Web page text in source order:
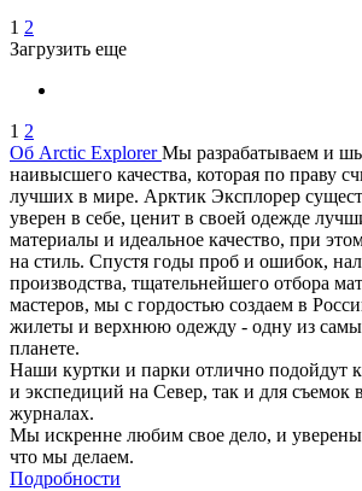
1 2
Загрузить еще
1 2
Об Arctic Explorer Мы разрабатываем и
наивысшего качества, которая по праву
лучших в мире. Арктик Эксплорер
уверен в себе, ценит в своей одежде
материалы и идеальное качество, при
на стиль. Спустя годы проб и ошибок,
производства, тщательнейшего отбора
мастеров, мы с гордостью создаем в
жилеты и верхнюю одежду - одну из
планете.
Наши куртки и парки отлично подойдут
и экспедиций на Север, так и для съемок
журналах.
Мы искренне любим свое дело, и
что мы делаем.
Подробности